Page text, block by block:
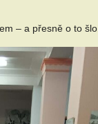
– a přesně o to šlo.